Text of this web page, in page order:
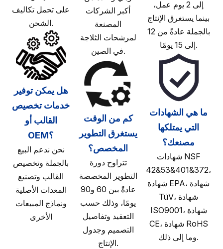
على تحمل تكاليف
الشحن.
هل يمكن توفير
خدمات تخصيص
القالب أو
OEM؟
نحن ندعم البيع
بالجملة وتخصيص
القالب وتصنيع
المعدات الأصلية
ونماذج المبيعات
الأخرى
أكبر الشركات
المصنعة
لمرشحات الثلاجة
في الصين.
كم من الوقت
يستغرق التطوير
المخصص؟
تتراوح دورة
التطوير المخصصة
عادةً بين 60 و90
يومًا، وذلك حسب
التعقيد وتفاصيل
التصميم وجدول
الإنتاج.
إلى 2 يوم عمل،
بينما يستغرق الإنتاج
بالجملة عادةً من 12
إلى 15 يومًا.
ما هي الشهادات
التي يمتلكها
مصنعك؟
شهادات NSF
42&53&401&372،
شهادة EPA، شهادة
TüV، شهادة
ISO9001، شهادة
CE، شهادة RoHS
وما إلى ذلك.